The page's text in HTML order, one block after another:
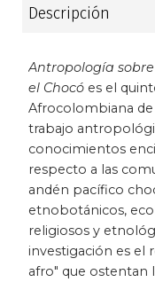
Historia
Ingeniería
Lenguas
Literatura
Matemáticas
Medicina
Descripción
Antropología
el Chocó es el
Afrocolombiana de
trabajo
conocimientos
respecto a las
andén pacífico
etnobotánicos,
religiosos y
investigación es el
afro" que ostentan